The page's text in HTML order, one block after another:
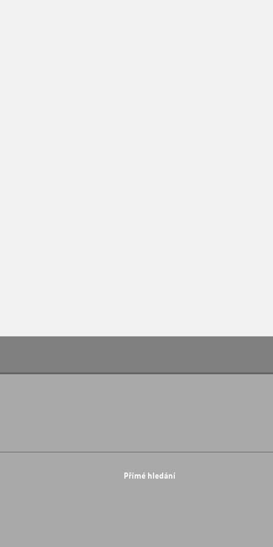
Přímé hledání